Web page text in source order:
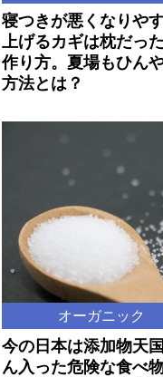
寝つきが悪くなりや
上げるカギは枕だっ
作り方。夏場もひん
方法とは？
オーガニック
今の日本は添加物天
ん入った危険な食べ